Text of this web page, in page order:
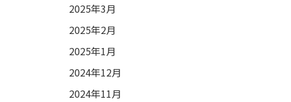
2025年3月
2025年2月
2025年1月
2024年12月
2024年11月